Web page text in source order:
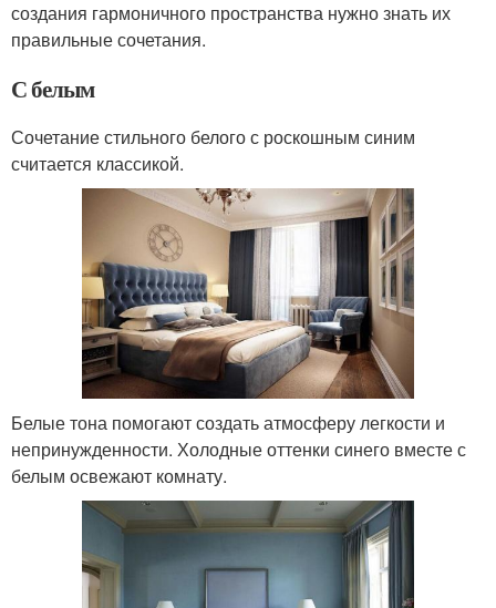
создания гармоничного пространства нужно знать их
правильные сочетания.
С белым
Сочетание стильного белого с роскошным синим
считается классикой.
Белые тона помогают создать атмосферу легкости и
непринужденности. Холодные оттенки синего вместе с
белым освежают комнату.